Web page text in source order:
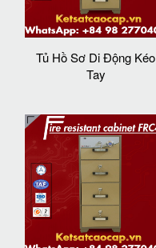
Tủ Hồ Sơ Di Động Kéo
Tay